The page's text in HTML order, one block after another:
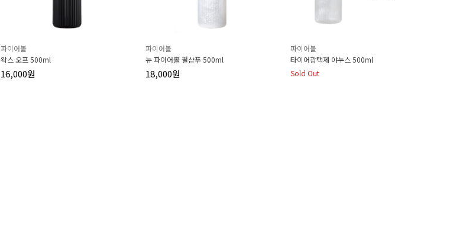
파이어볼
왁스 오프 500ml
16,000원
파이어볼
뉴 파이어볼 펄샴푸 500ml
18,000원
파이어볼
타이어광택제 야누스 500ml
Sold Out